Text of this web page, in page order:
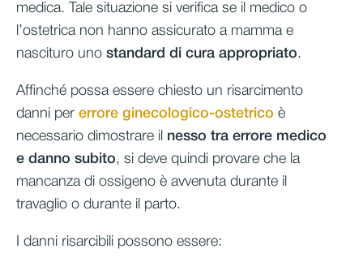
medica. Tale situazione si verifica se il medico o
l’ostetrica non hanno assicurato a mamma e
nascituro uno standard di cura appropriato.
Affinché possa essere chiesto un risarcimento
danni per errore ginecologico-ostetrico è
necessario dimostrare il nesso tra errore medico
e danno subito, si deve quindi provare che la
mancanza di ossigeno è avvenuta durante il
travaglio o durante il parto.
I danni risarcibili possono essere: